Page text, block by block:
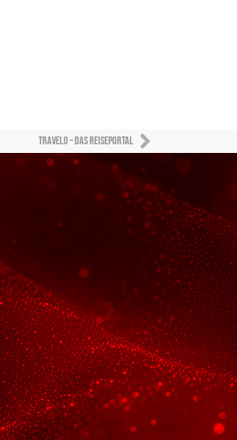
Travelo – das Reiseportal